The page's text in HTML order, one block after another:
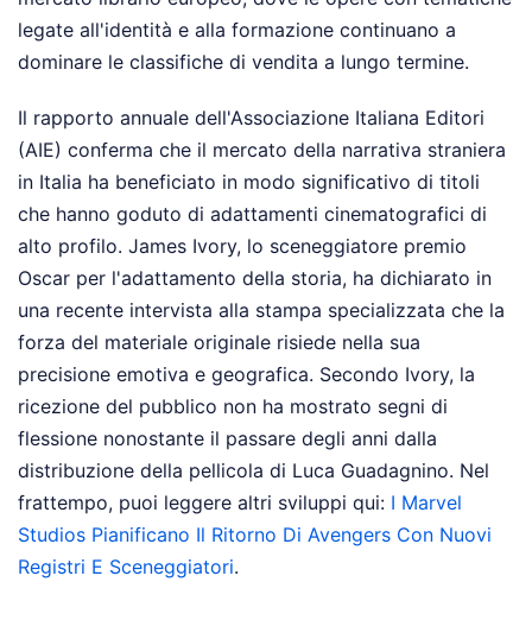
legate all'identità e alla formazione continuano a
dominare le classifiche di vendita a lungo termine.
Il rapporto annuale dell'Associazione Italiana Editori
(AIE) conferma che il mercato della narrativa straniera
in Italia ha beneficiato in modo significativo di titoli
che hanno goduto di adattamenti cinematografici di
alto profilo. James Ivory, lo sceneggiatore premio
Oscar per l'adattamento della storia, ha dichiarato in
una recente intervista alla stampa specializzata che la
forza del materiale originale risiede nella sua
precisione emotiva e geografica. Secondo Ivory, la
ricezione del pubblico non ha mostrato segni di
flessione nonostante il passare degli anni dalla
distribuzione della pellicola di Luca Guadagnino. Nel
frattempo, puoi leggere altri sviluppi qui: I Marvel
Studios Pianificano Il Ritorno Di Avengers Con Nuovi
Registri E Sceneggiatori.